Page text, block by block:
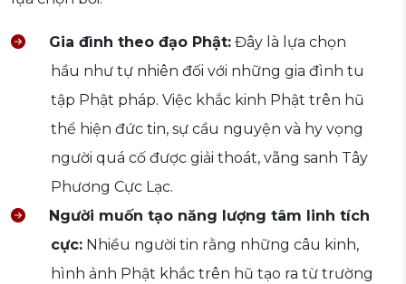
Gia đình theo đạo Phật: Đây là lựa chọn
hầu như tự nhiên đối với những gia đình tu
tập Phật pháp. Việc khắc kinh Phật trên hũ
thể hiện đức tin, sự cầu nguyện và hy vọng
người quá cố được giải thoát, vãng sanh Tây
Phương Cực Lạc.
Người muốn tạo năng lượng tâm linh tích
cực: Nhiều người tin rằng những câu kinh,
hình ảnh Phật khắc trên hũ tạo ra từ trường